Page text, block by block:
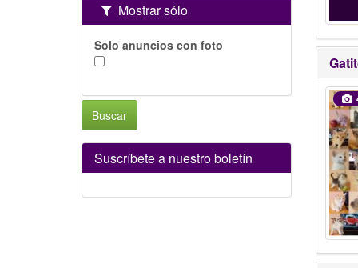
Mostrar sólo
Solo anuncios con foto
Buscar
Suscríbete a nuestro boletín